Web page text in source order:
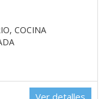
COCINA
Ver detalles